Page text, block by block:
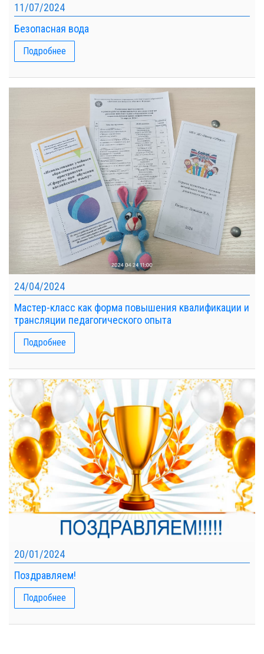
11/07/2024
Безопасная вода
Подробнее
24/04/2024
Мастер-класс как форма повышения квалификации и
трансляции педагогического опыта
Подробнее
20/01/2024
Поздравляем!
Подробнее